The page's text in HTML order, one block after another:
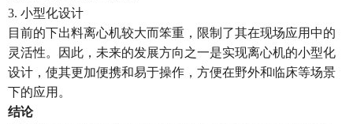
3. 小型化设计
目前的下出料离心机较大而笨重，限制了其在现场应用中的
灵活性。因此，未来的发展方向之一是实现离心机的小型化
设计，使其更加便携和易于操作，方便在野外和临床等场景
下的应用。
结论